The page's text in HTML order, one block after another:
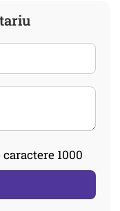
1000